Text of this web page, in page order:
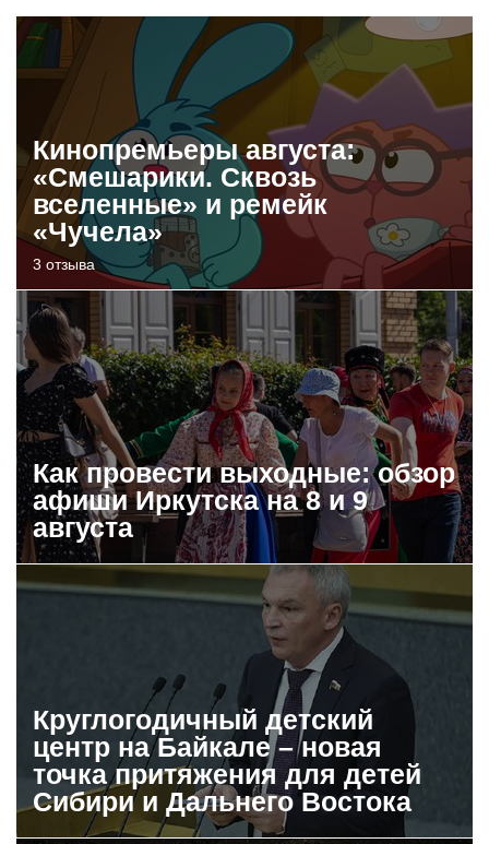
Кинопремьеры августа:
«Смешарики. Сквозь
вселенные» и ремейк
«Чучела»
3 отзыва
Как провести выходные: обзор
афиши Иркутска на 8 и 9
августа
Круглогодичный детский
центр на Байкале – новая
точка притяжения для детей
Сибири и Дальнего Востока